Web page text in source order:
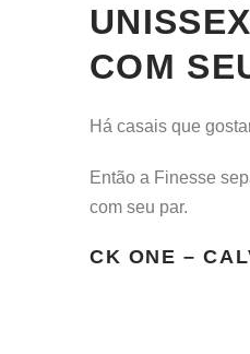
COM
Há casais que
Então a Finesse
com seu par.
CK ONE –